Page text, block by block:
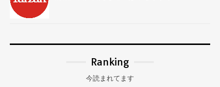
Ranking
今読まれてます